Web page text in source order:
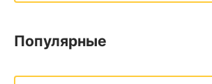
13.73 GB 2018
13 ГБ 2025
Популярные